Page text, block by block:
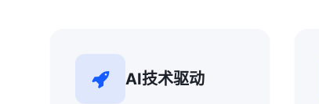
AI技术驱动